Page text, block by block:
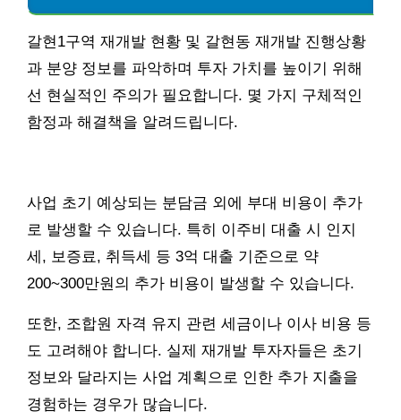
갈현1구역 재개발 현황 및 갈현동 재개발 진행상황
과 분양 정보를 파악하며 투자 가치를 높이기 위해
선 현실적인 주의가 필요합니다. 몇 가지 구체적인
함정과 해결책을 알려드립니다.
사업 초기 예상되는 분담금 외에 부대 비용이 추가
로 발생할 수 있습니다. 특히 이주비 대출 시 인지
세, 보증료, 취득세 등 3억 대출 기준으로 약
200~300만원의 추가 비용이 발생할 수 있습니다.
또한, 조합원 자격 유지 관련 세금이나 이사 비용 등
도 고려해야 합니다. 실제 재개발 투자자들은 초기
정보와 달라지는 사업 계획으로 인한 추가 지출을
경험하는 경우가 많습니다.